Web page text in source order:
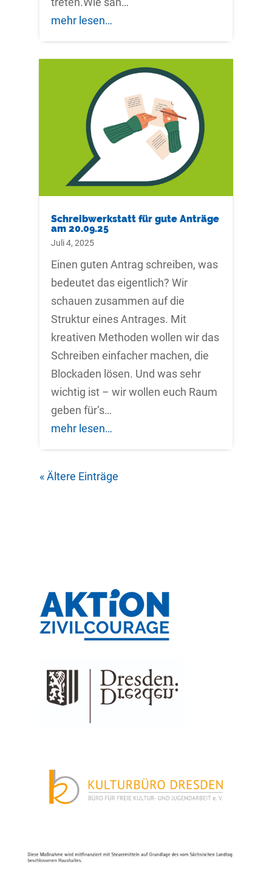
mehr lesen…
Schreibwerkstatt für gute Anträge
am 20.09.25
Juli 4, 2025
Einen guten Antrag schreiben, was
bedeutet das eigentlich? Wir
schauen zusammen auf die
Struktur eines Antrages. Mit
kreativen Methoden wollen wir das
Schreiben einfacher machen, die
Blockaden lösen. Und was sehr
wichtig ist – wir wollen euch Raum
geben für‘s…
mehr lesen…
« Ältere Einträge